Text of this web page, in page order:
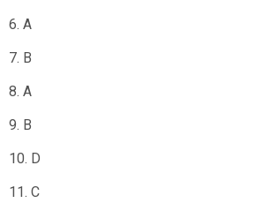
6. A
7. B
8. A
9. B
10. D
11. C